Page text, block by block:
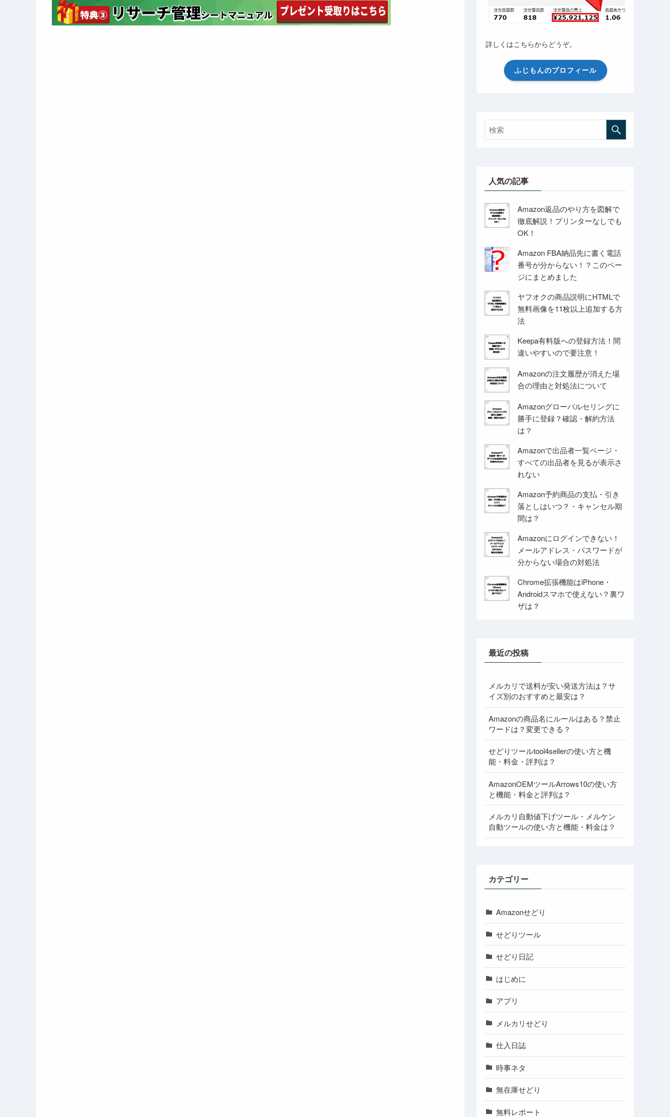
詳しくはこちらからどうぞ。
ふじもんのプロフィール
人気の記事
Amazon返品のやり方を図解で
徹底解説！プリンターなしでも
OK！
Amazon FBA納品先に書く電話
番号が分からない！？このペー
ジにまとめました
ヤフオクの商品説明にHTMLで
無料画像を11枚以上追加する方
法
Keepa有料版への登録方法！間
違いやすいので要注意！
Amazonの注文履歴が消えた場
合の理由と対処法について
Amazonグローバルセリングに
勝手に登録？確認・解約方法
は？
Amazonで出品者一覧ページ・
すべての出品者を見るが表示さ
れない
Amazon予約商品の支払・引き
落としはいつ？・キャンセル期
間は？
Amazonにログインできない！
メールアドレス・パスワードが
分からない場合の対処法
Chrome拡張機能はiPhone・
Androidスマホで使えない？裏ワ
ザは？
最近の投稿
メルカリで送料が安い発送方法は？サ
イズ別のおすすめと最安は？
Amazonの商品名にルールはある？禁止
ワードは？変更できる？
せどりツールtool4sellerの使い方と機
能・料金・評判は？
AmazonOEMツールArrows10の使い方
と機能・料金と評判は？
メルカリ自動値下げツール・メルケン
自動ツールの使い方と機能・料金は？
カテゴリー
Amazonせどり
せどりツール
せどり日記
はじめに
アプリ
メルカリせどり
仕入日誌
時事ネタ
無在庫せどり
無料レポート